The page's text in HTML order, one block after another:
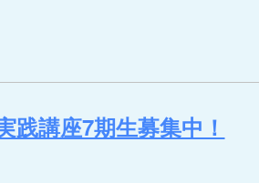
践講座7期生募集中！